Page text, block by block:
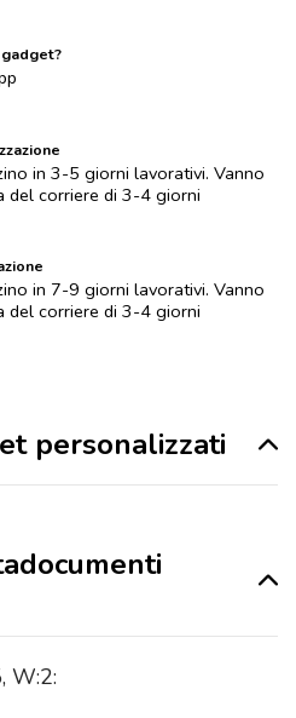
in 3-5 giorni lavorativi. Vanno
del corriere di 3-4 giorni
in 7-9 giorni lavorativi. Vanno
del corriere di 3-4 giorni
personalizzati
W:2: